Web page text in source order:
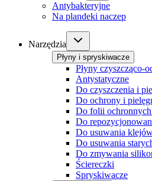
Antybakteryjne
Na plandeki naczep
Narzędzia
Płyny i spryskiwacze
Płyny czyszcząco-
Antystatyczne
Do czyszczenia i
Do ochrony i
Do folii
Do
Do usuwania
Do usuwania
Do zmywania
Ściereczki
Spryskiwacze